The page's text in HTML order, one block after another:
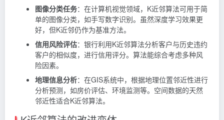
图像分类任务：在计算机视觉领域，K近邻算法可用于简
单的图像分类，如手写数字识别。虽然深度学习效果更
好，但K近邻仍作为基准方法。
信用风险评估：银行利用K近邻算法分析客户与历史违约
客户的相似度，进行信用评分。算法能综合考虑多种风
险因素。
地理信息分析：在GIS系统中，根据地理位置邻近性进行
分析预测，如房价评估、环境监测等。空间数据的天然
邻近性适合K近邻算法。